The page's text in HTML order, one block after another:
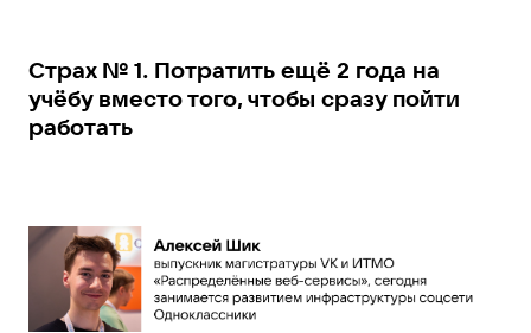
Страх № 1. Потратить ещё 2 года на
учёбу вместо того, чтобы сразу пойти
работать